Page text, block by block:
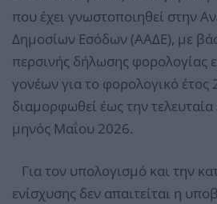
που έχει γνωστοποιηθεί στην
Δημοσίων Εσόδων (ΑΑΔΕ), με
περσινής δήλωσης φορολογίας
γονέων για το φορολογικό έτος
διαμορφωθεί έως την
μηνός Μαΐου 2026.
Για τον υπολογισμό και την
ενίσχυσης δεν απαιτείται η